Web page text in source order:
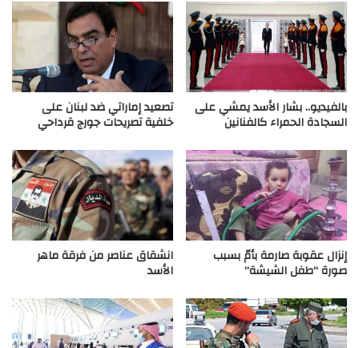
بالفيديو.. بشار الأسد يمشي على
السجادة الحمراء كالفنانين
تصعيد إماراتي ضد لبنان على
خلفية تصريحات جورج قرداحي
إنزال عقوبة صارمة بأمّ بسبب
صورة “طفل الشيشة”
انشقاق عناصر من فرقة ماهر
الأسد